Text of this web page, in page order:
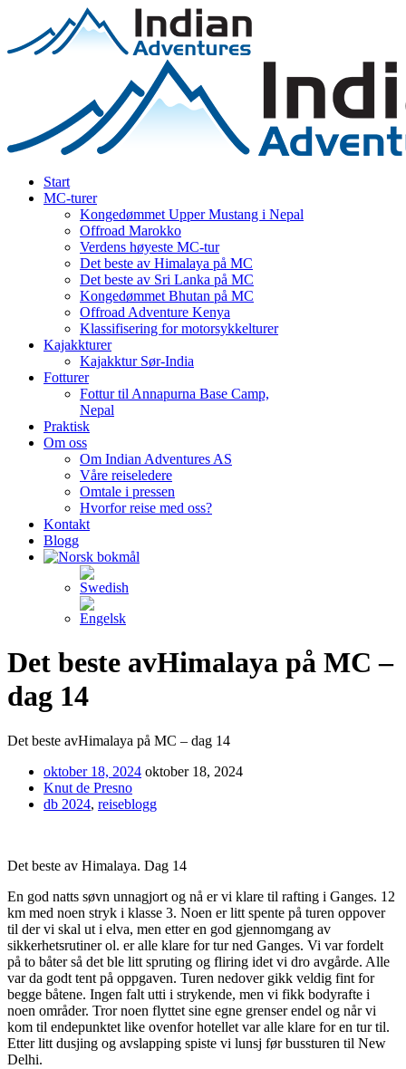
Start
MC-turer
Kongedømmet Upper Mustang i Nepal
Offroad Marokko
Verdens høyeste MC-tur
Det beste av Himalaya på MC
Det beste av Sri Lanka på MC
Kongedømmet Bhutan på MC
Offroad Adventure Kenya
Klassifisering for motorsykkelturer
Kajakkturer
Kajakktur Sør-India
Fotturer
Fottur til Annapurna Base Camp,
Nepal
Praktisk
Om oss
Om Indian Adventures AS
Våre reiseledere
Omtale i pressen
Hvorfor reise med oss?
Kontakt
Blogg
Det beste avHimalaya på MC –
dag 14
Det beste avHimalaya på MC – dag 14
oktober 18, 2024 oktober 18, 2024
Knut de Presno
db 2024, reiseblogg
Det beste av Himalaya. Dag 14
En god natts søvn unnagjort og nå er vi klare til rafting i Ganges. 12
km med noen stryk i klasse 3. Noen er litt spente på turen oppover
til der vi skal ut i elva, men etter en god gjennomgang av
sikkerhetsrutiner ol. er alle klare for tur ned Ganges. Vi var fordelt
på to båter så det ble litt spruting og fliring idet vi dro avgårde. Alle
var da godt tent på oppgaven. Turen nedover gikk veldig fint for
begge båtene. Ingen falt utti i strykende, men vi fikk bodyrafte i
noen områder. Tror noen flyttet sine egne grenser endel og når vi
kom til endepunktet like ovenfor hotellet var alle klare for en tur til.
Etter litt dusjing og avslapping spiste vi lunsj før bussturen til New
Delhi.